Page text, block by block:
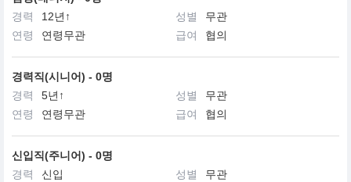
경력
12년↑ 성별
무관
연령
연령무관 급여 협의
경력직(시니어) - 0명
경력
5년↑ 성별
무관
연령
연령무관 급여 협의
신입직(주니어) - 0명
경력
신입 성별
무관